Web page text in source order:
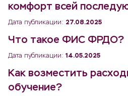
комфорт всей
Дата публикации: 27.08.2025
Что такое ФИС ФРДО?
Дата публикации: 14.05.2025
Как возместить
обучение?